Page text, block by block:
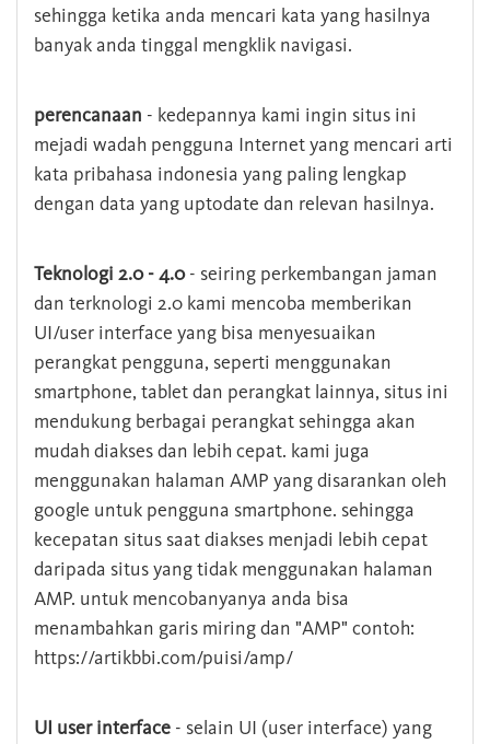
sehingga ketika anda mencari kata yang hasilnya
banyak anda tinggal mengklik navigasi.
perencanaan - kedepannya kami ingin situs ini
mejadi wadah pengguna Internet yang mencari arti
kata pribahasa indonesia yang paling lengkap
dengan data yang uptodate dan relevan hasilnya.
Teknologi 2.0 - 4.0- seiring perkembangan jaman
dan terknologi 2.0 kami mencoba memberikan
UI/user interface yang bisa menyesuaikan
perangkat pengguna, seperti menggunakan
smartphone, tablet dan perangkat lainnya, situs ini
mendukung berbagai perangkat sehingga akan
mudah diakses dan lebih cepat. kami juga
menggunakan halaman AMP yang disarankan oleh
google untuk pengguna smartphone. sehingga
kecepatan situs saat diakses menjadi lebih cepat
daripada situs yang tidak menggunakan halaman
AMP. untuk mencobanyanya anda bisa
menambahkan garis miring dan "AMP" contoh:
https://artikbbi.com/puisi/amp/
UI user interface - selain UI (user interface) yang